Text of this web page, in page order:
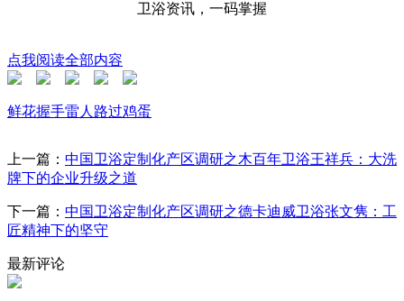
卫浴资讯，一码掌握
点我阅读全部内容
鲜花握手雷人 路过鸡蛋
上一篇： 中国卫浴定制化产区调研之木百年卫浴王祥兵：大洗
牌下的企业升级之道
下一篇： 中国卫浴定制化产区调研之德卡迪威卫浴张文隽：工
匠精神下的坚守
最新评论